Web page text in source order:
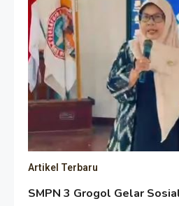
Artikel Terbaru
SMPN 3 Grogol Gelar